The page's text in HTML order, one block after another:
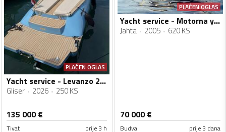
PLAĆEN OGLAS
Yacht service - Levanzo 28 inboard - Lilybaeum yacht
Gliser 2026 250 KS
135 000€
Tivat prije 3 h
PLAĆEN OGLAS
Yacht service - Motorna yahta Marco Polo 12
Jahta 2005 620 KS
70 000€
Budva prije 3 dana